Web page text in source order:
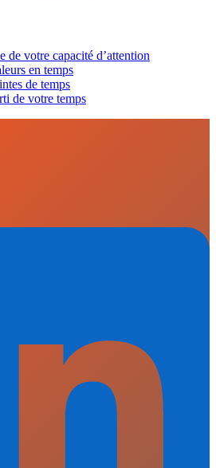
de votre capacité d’attention
en temps
de temps
de votre temps